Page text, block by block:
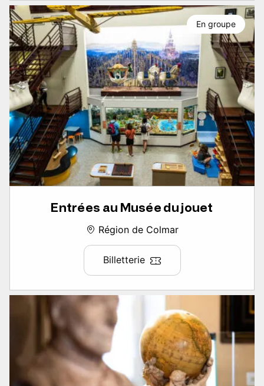
Entrées au Musée du jouet
Région de Colmar
Billetterie
En groupe